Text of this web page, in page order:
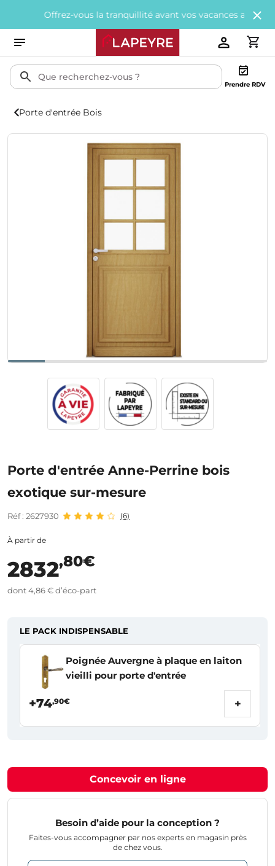
Offrez-vous la tranquillité avant vos vacances avec200€ offerts
Prendre RDV
Porte d'entrée Bois
Porte d'entrée Anne-Perrine bois
exotique sur-mesure
Réf : 2627930 (6)
À partir de
2832,80€
dont 4,86 € d’éco-part
LE PACK INDISPENSABLE
Poignée Auvergne à plaque en laiton
vieilli pour porte d'entrée
+74,90€ +
Concevoir en ligne
Besoin d’aide pour la conception ?
Faites-vous accompagner par nos experts en magasin près
de chez vous.